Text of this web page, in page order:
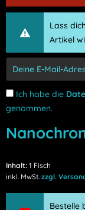
Lass
Artikel
Ich habe die
genommen.
Inhalt: 1 Fisch
inkl. MwSt. zzgl.
Bestelle